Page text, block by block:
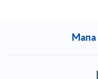
Мапа